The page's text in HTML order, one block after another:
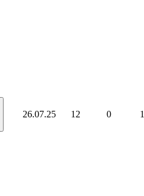
26.07.25 12 0 1